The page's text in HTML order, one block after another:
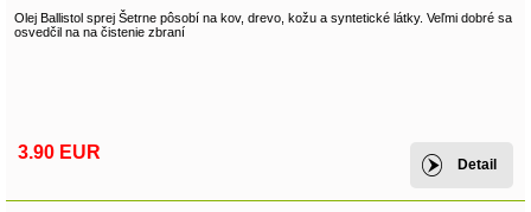
Olej Ballistol sprej Šetrne pôsobí na kov, drevo, kožu a syntetické látky. Veľmi dobré sa
osvedčil na na čistenie zbraní
3.90 EUR
Detail